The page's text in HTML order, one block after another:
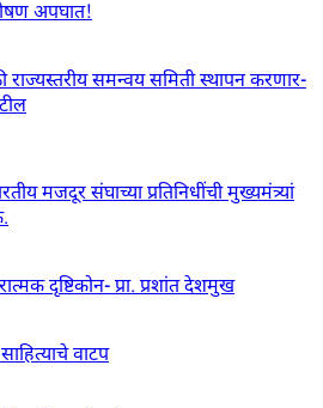
अपघात!
राज्यस्तरीय समन्वय समिती स्थापन करणार-
मजदूर संघाच्या प्रतिनिधींची मुख्यमंत्र्यां
दृष्टिकोन- प्रा. प्रशांत देशमुख
वाटप